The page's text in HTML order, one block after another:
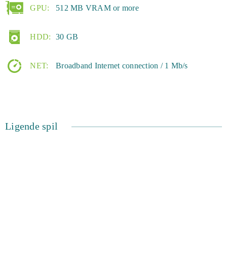
GPU: 512 MB VRAM or more
HDD: 30 GB
NET: Broadband Internet connection / 1 Mb/s
Ligende spil